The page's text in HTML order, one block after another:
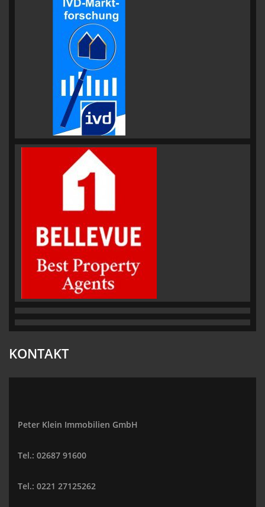
KONTAKT
Peter Klein Immobilien GmbH
Tel.: 02687 91600
Tel.: 0221 27125262